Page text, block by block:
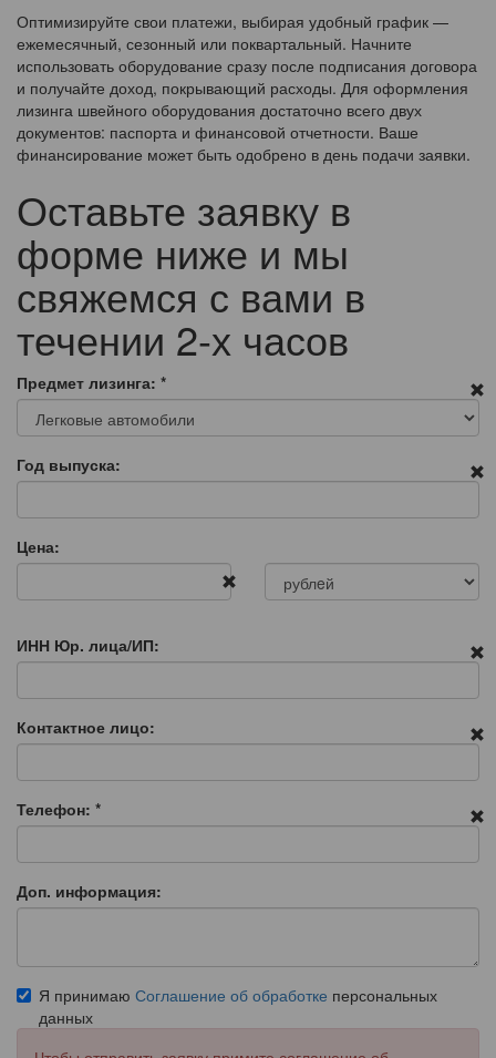
Оптимизируйте свои платежи, выбирая удобный график —
ежемесячный, сезонный или поквартальный. Начните
использовать оборудование сразу после подписания договора
и получайте доход, покрывающий расходы. Для оформления
лизинга швейного оборудования достаточно всего двух
документов: паспорта и финансовой отчетности. Ваше
финансирование может быть одобрено в день подачи заявки.
Оставьте заявку в
форме ниже и мы
свяжемся с вами в
течении 2-х часов
Предмет лизинга: *
Год выпуска:
Цена:
ИНН Юр. лица/ИП:
Контактное лицо:
Телефон: *
Доп. информация:
Я принимаю Соглашение об обработке персональных
данных